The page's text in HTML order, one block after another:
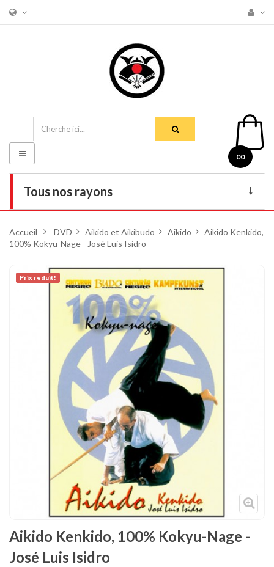
00
Tous nos rayons
DVD
Armes
Tenues
Chaussures
Protections
Cible de frappe
Condition physique
Accessoires
Tatamis
Décoration
Voir plus
Basculer
la
navigation
Accueil > DVD > Aikido et Aikibudo > Aikido > Aikido Kenkido,
100% Kokyu-Nage - José Luis Isidro
Prix ​​réduit!
Aikido Kenkido, 100% Kokyu-Nage -
José Luis Isidro